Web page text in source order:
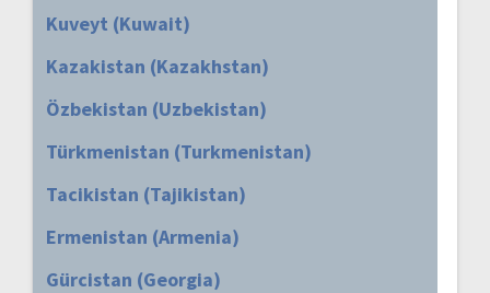
Kuveyt (Kuwait)
Kazakistan (Kazakhstan)
Özbekistan (Uzbekistan)
Türkmenistan (Turkmenistan)
Tacikistan (Tajikistan)
Ermenistan (Armenia)
Gürcistan (Georgia)